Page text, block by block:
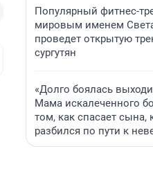
Нарушение
Популярный фитнес-
мировым именем
проведет открытую
сургутян
«Долго боялась
Мама искалеченного
том, как спасает сына,
разбился по пути к